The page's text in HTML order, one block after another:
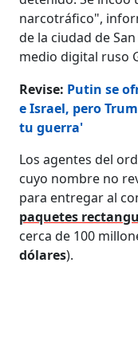
narcotráfico",
de la ciudad de
medio digital ruso
Revise: Putin se
e Israel, pero
tu guerra'
Los agentes del
cuyo nombre no
para entregar al
paquetes
cerca de 100
dólares).